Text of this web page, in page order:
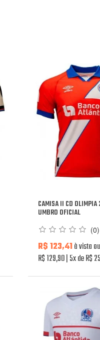
CAMISA II CD
UMBRO OFICIAL
(0)
R$ 123,41à vista ou
R$ 129,90 5x de R$